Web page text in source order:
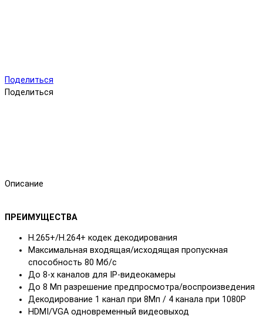
Поделиться
Поделиться
Описание
ПРЕИМУЩЕСТВА
H.265+/H.264+ кодек декодирования
Максимальная входящая/исходящая пропускная
способность 80 Mб/с
До 8-х каналов для IP-видеокамеры
До 8 Mп разрешение предпросмотра/воспроизведения
Декодирование 1 канал при 8Мп / 4 канала при 1080P
HDMI/VGA одновременный видеовыход